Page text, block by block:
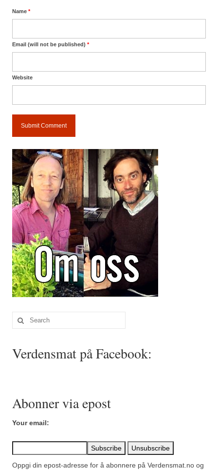
Name *
Email (will not be published) *
Website
Search
for:
Verdensmat på Facebook:
Abonner via epost
Your email:
Oppgi din epost-adresse for å abonnere på Verdensmat.no og